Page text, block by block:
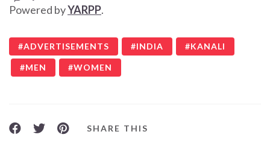
Powered byYARPP.
ADVERTISEMENTS INDIA KANALI
MEN WOMEN
SHARE THIS